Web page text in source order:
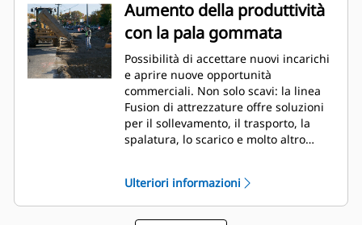
Aumento della produttività
con la pala gommata
Possibilità di accettare nuovi incarichi
e aprire nuove opportunità
commerciali. Non solo scavi: la linea
Fusion di attrezzature offre soluzioni
per il sollevamento, il trasporto, la
spalatura, lo scarico e molto altro
Ulteriori informazioni